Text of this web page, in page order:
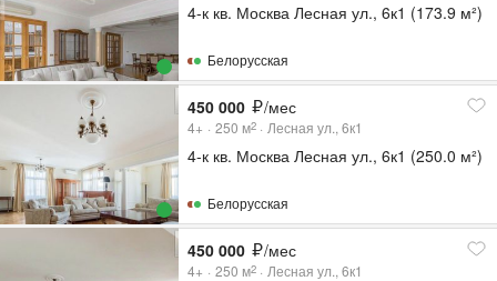
4-к кв. Москва Лесная ул., 6к1 (173.9 м²)
Белорусская
450 000 /мес
4+ 250 м2 Лесная ул., 6к1
4-к кв. Москва Лесная ул., 6к1 (250.0 м²)
Белорусская
450 000 /мес
4+ 250 м2 Лесная ул., 6к1